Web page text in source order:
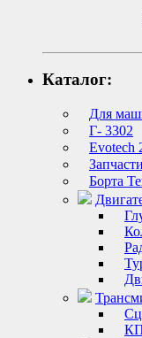
Каталог:
Для
Г- 3302
Evotech
Борта